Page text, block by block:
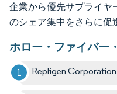
企業から優先サプライヤ
のシェア集中をさらに促
ホロー・ファイバー
Repligen Corporation